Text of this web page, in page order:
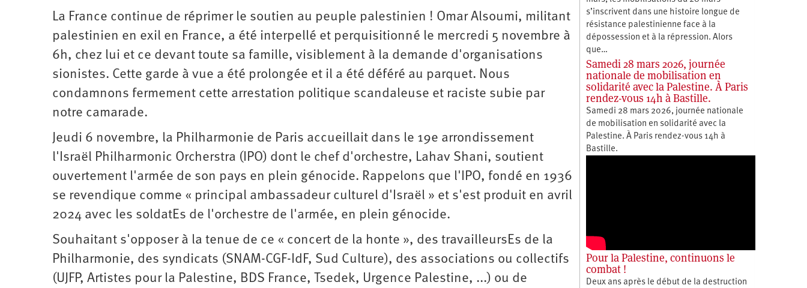
2022
La France continue de réprimer le soutien au peuple palestinien ! Omar Alsoumi, militant
palestinien en exil en France, a été interpellé et perquisitionné le mercredi 5 novembre à
6h, chez lui et ce devant toute sa famille, visiblement à la demande d'organisations
sionistes. Cette garde à vue a été prolongée et il a été déféré au parquet. Nous
condamnons fermement cette arrestation politique scandaleuse et raciste subie par
notre camarade.
Jeudi 6 novembre, la Philharmonie de Paris accueillait dans le 19e arrondissement
l'Israël Philharmonic Orcherstra (IPO) dont le chef d'orchestre, Lahav Shani, soutient
ouvertement l'armée de son pays en plein génocide. Rappelons que l'IPO, fondé en 1936
se revendique comme « principal ambassadeur culturel d'Israël » et s'est produit en avril
2024 avec les soldatEs de l'orchestre de l'armée, en plein génocide.
Souhaitant s'opposer à la tenue de ce « concert de la honte », des travailleursEs de la
Philharmonie, des syndicats (SNAM-CGF-IdF, Sud Culture), des associations ou collectifs
(UJFP, Artistes pour la Palestine, BDS France, Tsedek, Urgence Palestine, ...) ou de
s’inscrivent dans une histoire longue de
résistance palestinienne face à la
dépossession et à la répression. Alors
que…
Samedi 28 mars 2026, journée
nationale de mobilisation en
solidarité avec la Palestine. À Paris
rendez-vous 14h à Bastille.
Samedi 28 mars 2026, journée nationale
de mobilisation en solidarité avec la
Palestine. À Paris rendez-vous 14h à
Bastille.
Pour la Palestine, continuons le
combat !
Deux ans après le début de la destruction